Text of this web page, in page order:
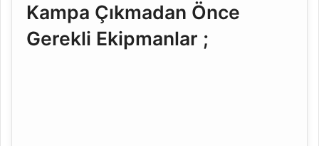
Kampa Çıkmadan Önce
Gerekli Ekipmanlar ;